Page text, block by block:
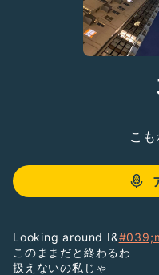
こ
Looking around I&
このままだと終わるわ
扱えないの私じゃ